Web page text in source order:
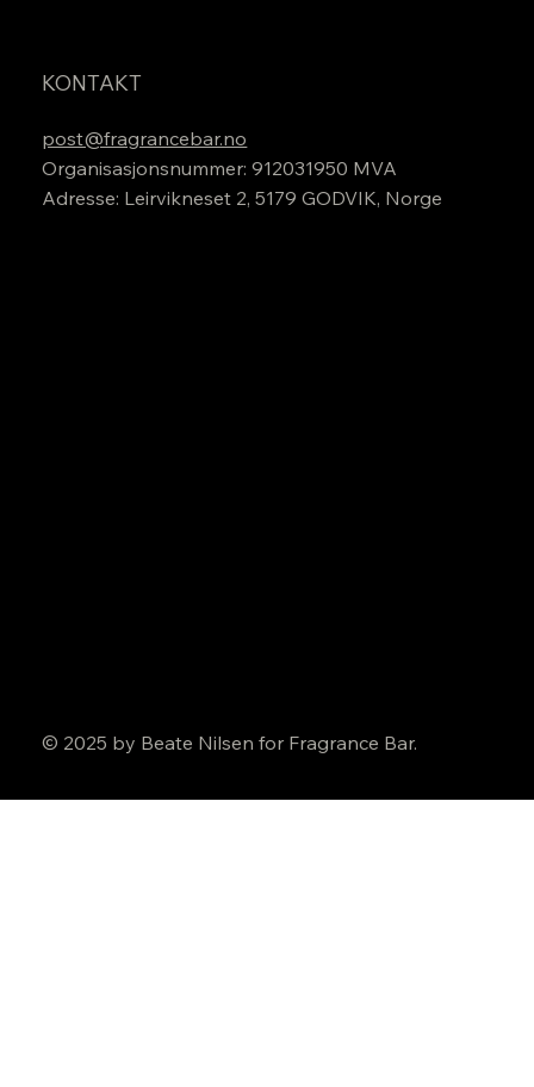
KONTAKT
post@fragrancebar.no
Organisasjonsnummer: 912031950 MVA
Adresse: Leirvikneset 2, 5179 GODVIK, Norge
© 2025 by Beate Nilsen for Fragrance Bar.